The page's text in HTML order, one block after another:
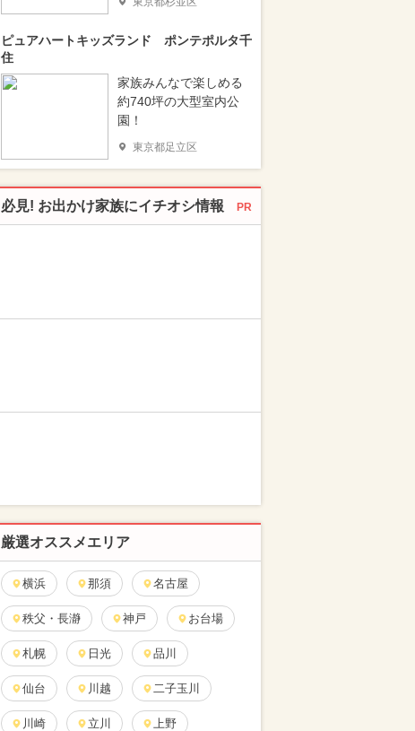
ピュアハートキッズランド ポンテポルタ千
住
家族みんなで楽しめる
約740坪の大型室内公
園！
東京都足立区
必見! お出かけ家族にイチオシ情報 PR
厳選オススメエリア
横浜 那須 名古屋
秩父・長瀞 神戸 お台場
札幌 日光 品川
仙台 川越 二子玉川
川崎 立川 上野